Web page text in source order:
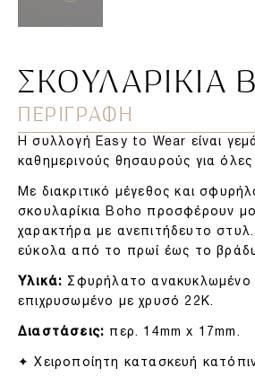
ΣΚΟΥΛΑΡΊΚΙΑ
ΠΕΡΙΓΡΑΦΗ
Η συλλογή Easy to Wear είναι
καθημερινούς θησαυρούς για όλες
Με διακριτικό μέγεθος και
σκουλαρίκια Boho προσφέρουν
χαρακτήρα με ανεπιτήδευτο στυλ.
εύκολα από το πρωί έως το
Υλικά: Σφυρήλατο ανακυκλωμένο
επιχρυσωμένο με χρυσό 22Κ.
Διαστάσεις: περ. 14mm x 17mm.
✦ Χειροποίητη κατασκευή